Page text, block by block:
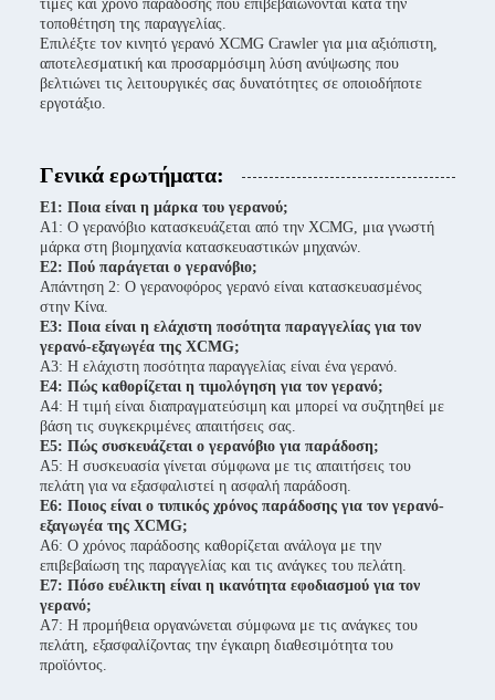
τιμές και χρόνο παράδοσης που επιβεβαιώνονται κατά την
τοποθέτηση της παραγγελίας.
Επιλέξτε τον κινητό γερανό XCMG Crawler για μια αξιόπιστη,
αποτελεσματική και προσαρμόσιμη λύση ανύψωσης που
βελτιώνει τις λειτουργικές σας δυνατότητες σε οποιοδήποτε
εργοτάξιο.
Γενικά ερωτήματα:
Ε1: Ποια είναι η μάρκα του γερανού;
Α1: Ο γερανόβιο κατασκευάζεται από την XCMG, μια γνωστή
μάρκα στη βιομηχανία κατασκευαστικών μηχανών.
Ε2: Πού παράγεται ο γερανόβιο;
Απάντηση 2: Ο γερανοφόρος γερανό είναι κατασκευασμένος
στην Κίνα.
Ε3: Ποια είναι η ελάχιστη ποσότητα παραγγελίας για τον
γερανό-εξαγωγέα της XCMG;
Α3: Η ελάχιστη ποσότητα παραγγελίας είναι ένα γερανό.
Ε4: Πώς καθορίζεται η τιμολόγηση για τον γερανό;
Α4: Η τιμή είναι διαπραγματεύσιμη και μπορεί να συζητηθεί με
βάση τις συγκεκριμένες απαιτήσεις σας.
Ε5: Πώς συσκευάζεται ο γερανόβιο για παράδοση;
Α5: Η συσκευασία γίνεται σύμφωνα με τις απαιτήσεις του
πελάτη για να εξασφαλιστεί η ασφαλή παράδοση.
Ε6: Ποιος είναι ο τυπικός χρόνος παράδοσης για τον γερανό-
εξαγωγέα της XCMG;
Α6: Ο χρόνος παράδοσης καθορίζεται ανάλογα με την
επιβεβαίωση της παραγγελίας και τις ανάγκες του πελάτη.
Ε7: Πόσο ευέλικτη είναι η ικανότητα εφοδιασμού για τον
γερανό;
Α7: Η προμήθεια οργανώνεται σύμφωνα με τις ανάγκες του
πελάτη, εξασφαλίζοντας την έγκαιρη διαθεσιμότητα του
προϊόντος.